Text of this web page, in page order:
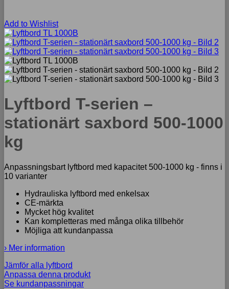
Add to Wishlist
Lyftbord T-serien –
stationärt saxbord 500-1000
kg
Anpassningsbart lyftbord med kapacitet 500-1000 kg - finns i
10 varianter
Hydrauliska lyftbord med enkelsax
CE-märkta
Mycket hög kvalitet
Kan kompletteras med många olika tillbehör
Möjliga att kundanpassa
› Mer information
Jämför alla lyftbord
Anpassa denna produkt
Se kundanpassningar